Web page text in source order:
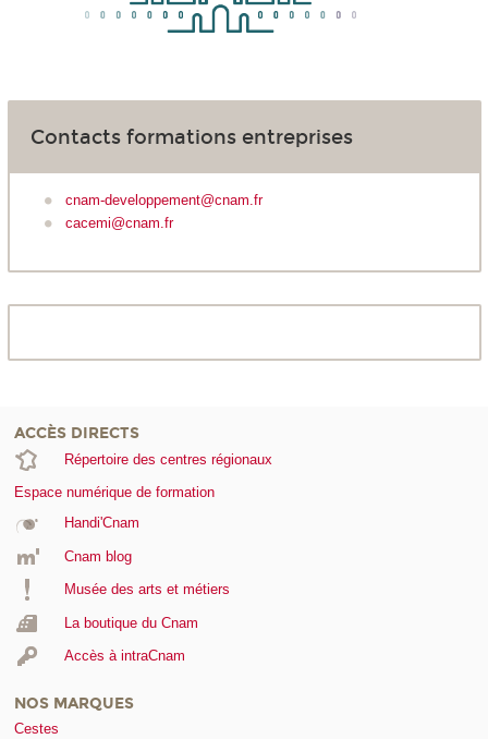
Contacts formations entreprises
cnam-developpement@cnam.fr
cacemi@cnam.fr
ACCÈS DIRECTS
Répertoire des centres régionaux
Espace numérique de formation
Handi'Cnam
Cnam blog
Musée des arts et métiers
La boutique du Cnam
Accès à intraCnam
NOS MARQUES
Cestes